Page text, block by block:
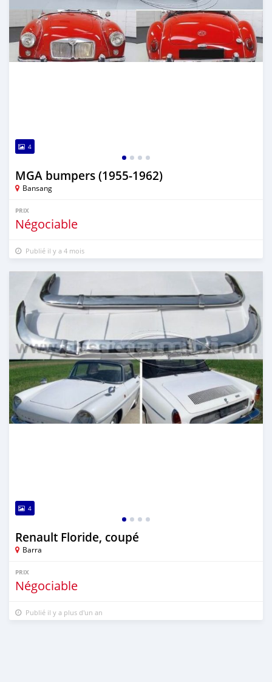
4
MGA bumpers (1955-1962)
Bansang
PRIX
Négociable
Publié il y a 4 mois
4
Renault Floride, coupé
Barra
PRIX
Négociable
Publié il y a plus d'un an